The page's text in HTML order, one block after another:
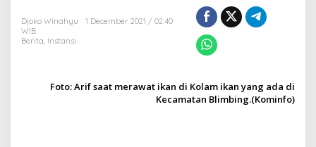
g
n
Djoko Winahyu
1 December 2021 / 02:40
WIB
Berita, Instansi
Foto: Arif saat merawat ikan di Kolam ikan yang ada di
Kecamatan Blimbing.(Kominfo)